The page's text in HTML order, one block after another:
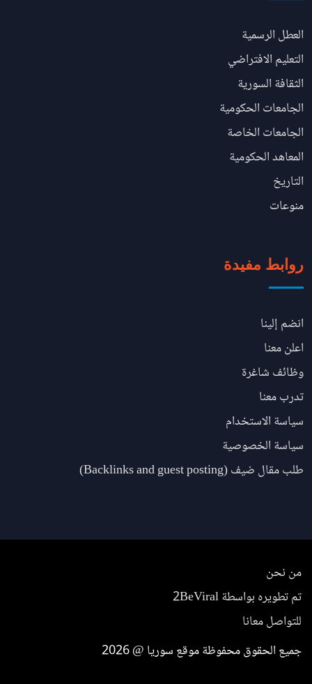
العطل الرسمية
التعليم الافتراضي
الثقافة السورية
الجامعات الحكومية
الجامعات الخاصة
المعاهد الحكومية
التاريخ
منوعات
روابط مفيدة
انضم إلينا
اعلن معنا
وظائف شاغرة
تدرب معنا
سياسة الاستخدام
سياسة الخصوصية
طلب مقال ضيف (Backlinks and guest posting)
جميع الحقوق محفوظة موقع سوريا @ 2026
من نحن
تم تطويره بواسطة 2BeViral
للتواصل معانا